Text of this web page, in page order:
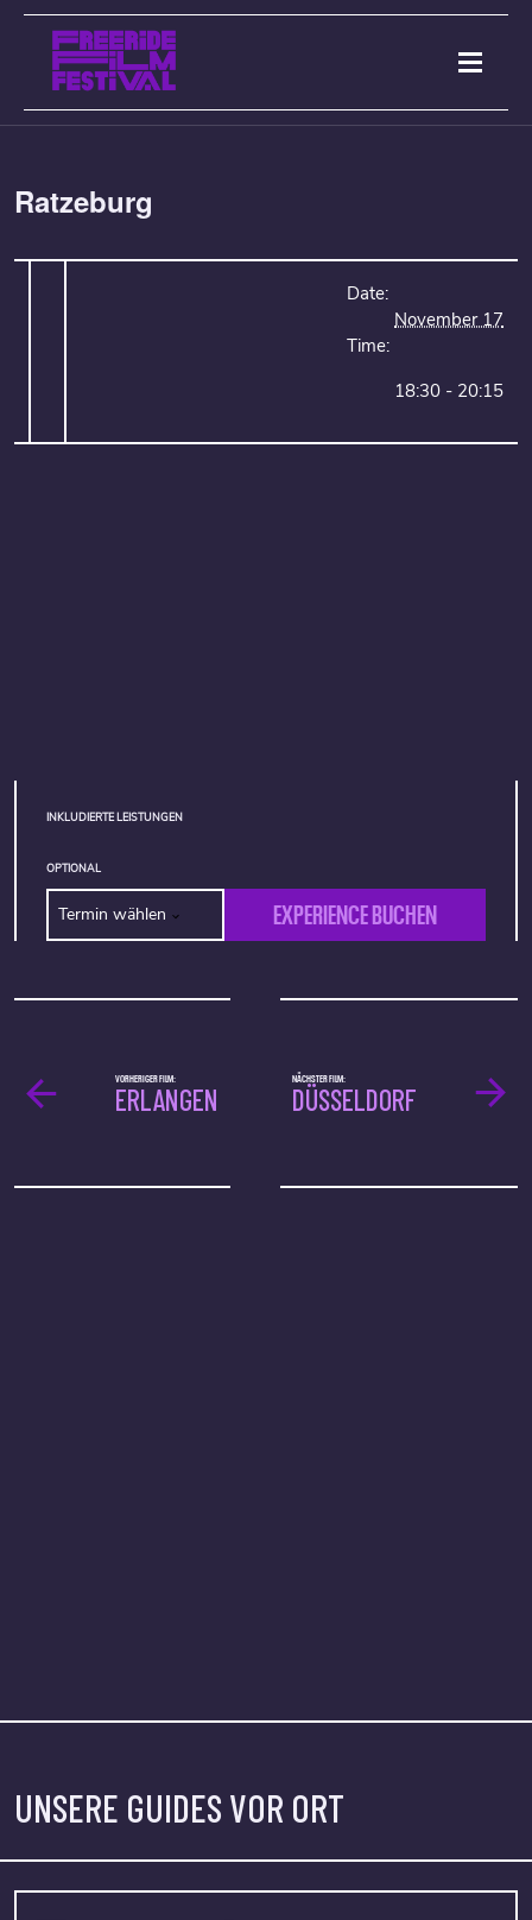
Ratzeburg
Date:
November 17
Time:
18:30 - 20:15
INKLUDIERTE LEISTUNGEN
OPTIONAL
Termin wählen EXPERIENCE BUCHEN
NÄCHSTER FILM:
DÜSSELDORF
VORHERIGER FILM:
ERLANGEN
UNSERE GUIDES VOR ORT